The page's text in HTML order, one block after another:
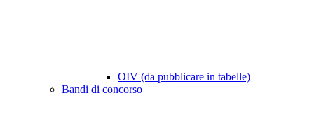
OIV (da pubblicare in tabelle)
Bandi di concorso